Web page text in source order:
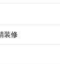
装修